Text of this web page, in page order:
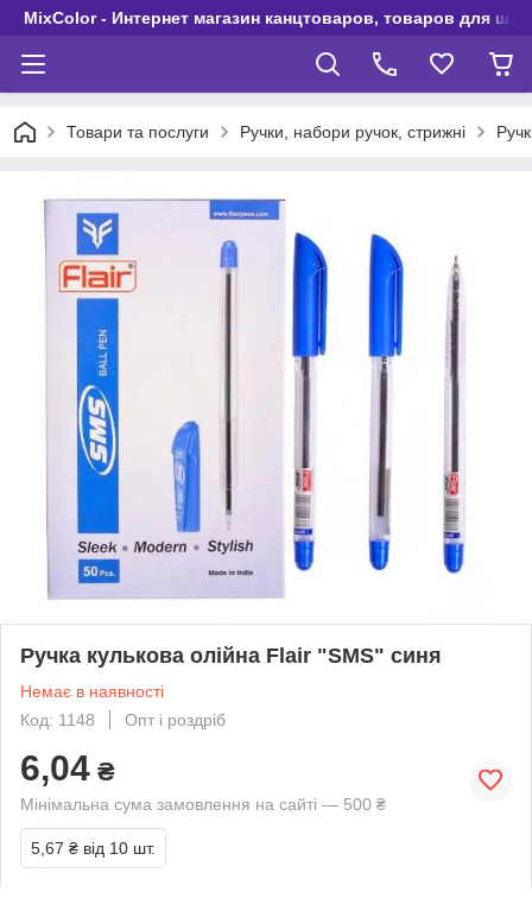
MixColor - Интернет магазин канцтоваров, товаров для
Товари та послуги Ручки, набори ручок, стрижні
Ручка кулькова олійна Flair "SMS" синя
Немає в наявності
Код: 1148
Опт і роздріб
6,04 ₴
Мінімальна сума замовлення на сайті — 500 ₴
5,67 ₴ від 10 шт.